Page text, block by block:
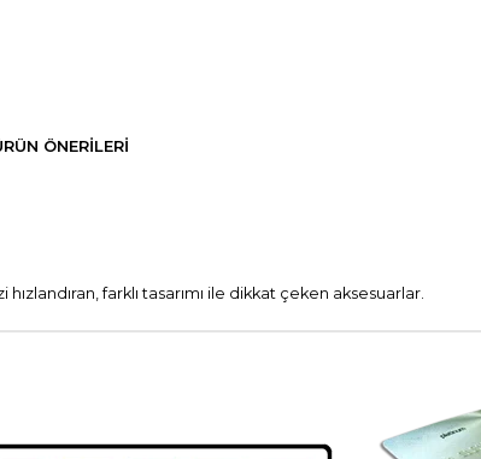
ÖNERILERI
farklı tasarımı ile dikkat çeken aksesuarlar.